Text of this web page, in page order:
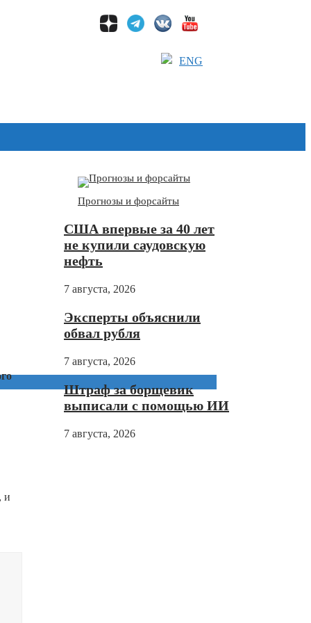
ENG
и
Прогнозы и форсайты
США впервые за 40 лет
не купили саудовскую
нефть
7 августа, 2026
Эксперты объяснили
обвал рубля
7 августа, 2026
Штраф за борщевик
выписали с помощью ИИ
7 августа, 2026